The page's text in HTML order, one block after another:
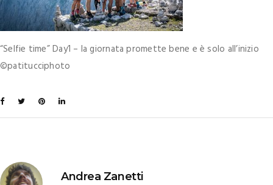
“Selfie time” Day1 – la giornata promette bene e è solo all’inizio
©patitucciphoto
Andrea Zanetti